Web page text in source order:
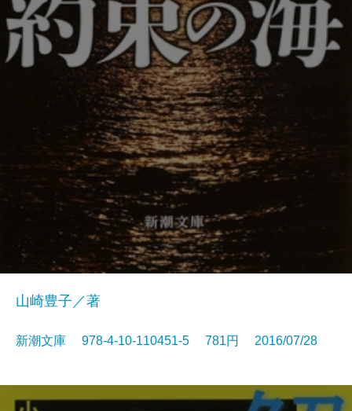
山崎豊子／著
新潮文庫 978-4-10-110451-5 781円 2016/07/28